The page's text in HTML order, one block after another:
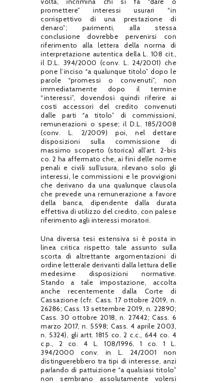
promettere” interessi usurari “in
corrispettivo di una prestazione di
denaro”; parimenti, alla stessa
conclusione dovrebbe pervenirsi con
riferimento alla lettera della norma di
interpretazione autentica della L. 108 cit.,
il D.L. 394/2000 (conv. L. 24/2001) che
pone l’inciso “a qualunque titolo” dopo le
parole “promessi o convenuti”, non
immediatamente dopo il termine
“interessi”, dovendosi quindi riferire ai
costi accessori del credito convenuti
dalle parti “a titolo” di commissioni,
remunerazioni o spese; il D.L. 185/2008
(conv. L. 2/2009) poi, nel dettare
disposizioni sulla commissione di
massimo scoperto (storica) all’art. 2-bis
co. 2 ha affermato che, ai fini delle norme
penali e civili sull’usura, rilevano solo gli
interessi, le commissioni e le provvigioni
che derivano da una qualunque clausola
che prevede una remunerazione a favore
della banca, dipendente dalla durata
effettiva di utilizzo del credito, con palese
riferimento agli interessi moratori.
Una diversa tesi estensiva si è posta in
linea critica rispetto tale assunto sulla
scorta di altrettante argomentazioni di
ordine letterale derivanti dalla lettura delle
medesime disposizioni normative.
Stando a tale impostazione, accolta
anche recentemente dalla Corte di
Cassazione (cfr. Cass. 17 ottobre 2019, n.
26286; Cass. 13 settembre 2019, n. 22890;
Cass. 30 ottobre 2018, n. 27442; Cass. 6
marzo 2017, n. 5598; Cass. 4 aprile 2003,
n. 5324), gli artt. 1815 co. 2 c.c., 644 co. 4
c.p., 2 co. 4 L. 108/1996, 1 co. 1 L.
394/2000 conv. in L. 24/2001 non
distinguerebbero tra tipi di interesse, anzi
parlando di pattuizione “a qualsiasi titolo”
non sembrano assolutamente volersi